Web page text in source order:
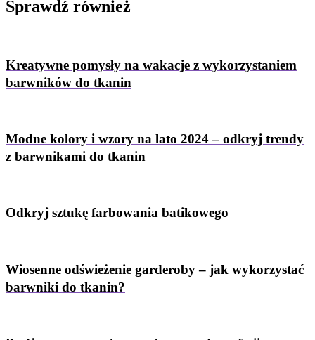
Sprawdź również
Kreatywne pomysły na wakacje z wykorzystaniem
barwników do tkanin
Modne kolory i wzory na lato 2024 – odkryj trendy
z barwnikami do tkanin
Odkryj sztukę farbowania batikowego
Wiosenne odświeżenie garderoby – jak wykorzystać
barwniki do tkanin?